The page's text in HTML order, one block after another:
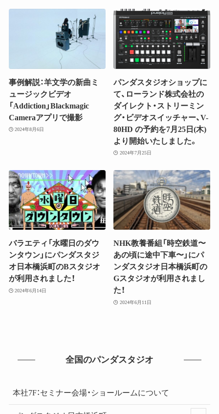
事例解説：羊文学の新曲ミ
ュージックビデオ
「Addiction」Blackmagic
Cameraアプリで撮影
2024年8月6日
パンダスタジオショップに
て、ローランド株式会社の
ダイレクト・ストリーミン
グ・ビデオスイッチャー、V-
80HD の予約を7月25日(木)
より開始いたしました。
2024年7月25日
バラエティ「水曜日のダウ
ンタウン」にパンダスタジ
オ日本橋浜町のBスタジオ
が利用されました！
2024年6月14日
NHK教養番組「時空鉄道〜
あの頃に途中下車〜」にパ
ンダスタジオ日本橋浜町の
Gスタジオが利用されまし
た！
2024年6月11日
全国のパンダスタジオ
本社7F：セミナー会場・ショールームについて